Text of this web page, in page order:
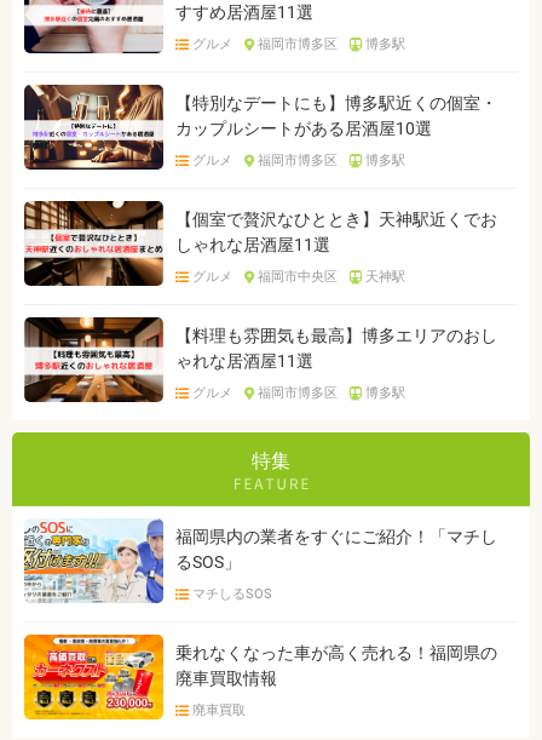
すすめ居酒屋11選
グルメ 福岡市博多区 博多駅
【特別なデートにも】博多駅近くの個室・
カップルシートがある居酒屋10選
グルメ 福岡市博多区 博多駅
【個室で贅沢なひととき】天神駅近くでお
しゃれな居酒屋11選
グルメ 福岡市中央区 天神駅
【料理も雰囲気も最高】博多エリアのおし
ゃれな居酒屋11選
グルメ 福岡市博多区 博多駅
特集
福岡県内の業者をすぐにご紹介！「マチし
るSOS」
マチしるSOS
乗れなくなった車が高く売れる！福岡県の
廃車買取情報
廃車買取